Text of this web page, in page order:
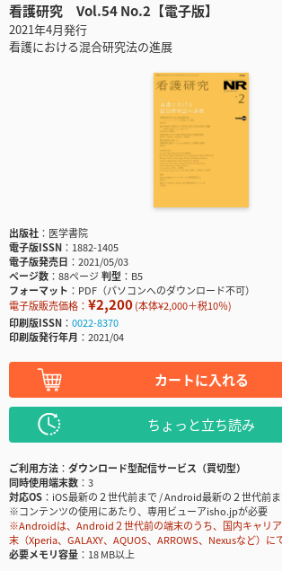
看護研究 Vol.54 No.2【電子版】
2021年4月発行
看護における混合研究法の進展
出版社
医学書院
電子版ISSN
1882-1405
電子版発売日
2021/05/03
ページ数
88ページ判型
B5
フォーマット
PDF（パソコンへのダウンロード不可）
電子版販売価格： ¥2,200(本体¥2,000＋税10％)
印刷版ISSN
0022-8370
印刷版発行年月
2021/04
カートに入れる
ちょっと立ち読み
ご利用方法
ダウンロード型配信サービス（買切型）
同時使用端末数
3
対応OS
iOS最新の２世代前まで / Android最新の２世代前
※コンテンツの使用にあたり、専用ビューアisho.jpが必要
※Androidは、Android２世代前の端末のうち、国内キャリ
末（Xperia、GALAXY、AQUOS、ARROWS、Nexusなど）
必要メモリ容量
18 MB以上